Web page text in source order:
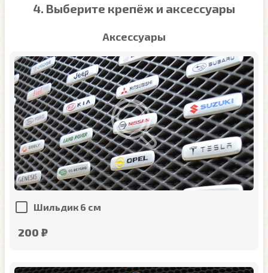
4. Выберите крепёж и аксессуары
Аксессуары
Шильдик 6 см
200 ₽